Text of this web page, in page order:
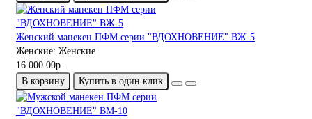
Женский манекен ПФМ серии "ВДОХНОВЕНИЕ" ВЖ-5
Женские: Женские
16 000.00р.
В корзину
Купить в один клик